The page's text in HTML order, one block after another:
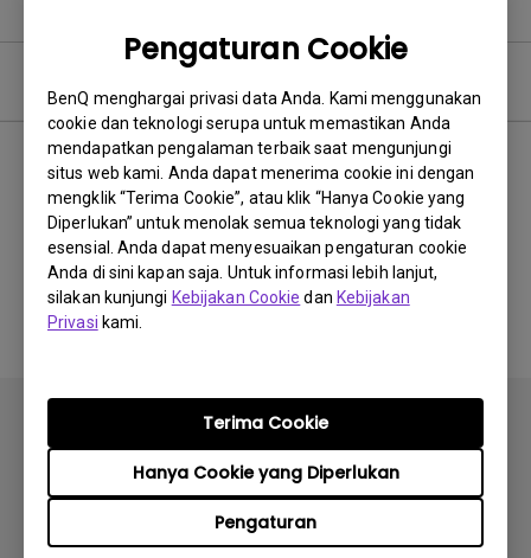
Pengaturan Cookie
BenQ menghargai privasi data Anda. Kami menggunakan
cookie dan teknologi serupa untuk memastikan Anda
mendapatkan pengalaman terbaik saat mengunjungi
situs web kami. Anda dapat menerima cookie ini dengan
mengklik “Terima Cookie”, atau klik “Hanya Cookie yang
Diperlukan” untuk menolak semua teknologi yang tidak
esensial. Anda dapat menyesuaikan pengaturan cookie
Anda di sini kapan saja. Untuk informasi lebih lanjut,
silakan kunjungi Kebijakan Cookie dan Kebijakan
Privasi kami.
Pengaturan
Hanya Cookie yang Diperlukan
Terima Cookie
0 hasil Terbaru
Tidak ada video terkait
Berlangganan